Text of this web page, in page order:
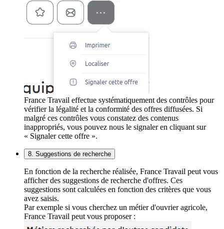
France Travail effectue systématiquement des contrôles pour
vérifier la légalité et la conformité des offres diffusées. Si
malgré ces contrôles vous constatez des contenus
inappropriés, vous pouvez nous le signaler en cliquant sur
« Signaler cette offre ».
8. Suggestions de recherche
En fonction de la recherche réalisée, France Travail peut vous
afficher des suggestions de recherche d'offres. Ces
suggestions sont calculées en fonction des critères que vous
avez saisis.
Par exemple si vous cherchez un métier d'ouvrier agricole,
France Travail peut vous proposer :